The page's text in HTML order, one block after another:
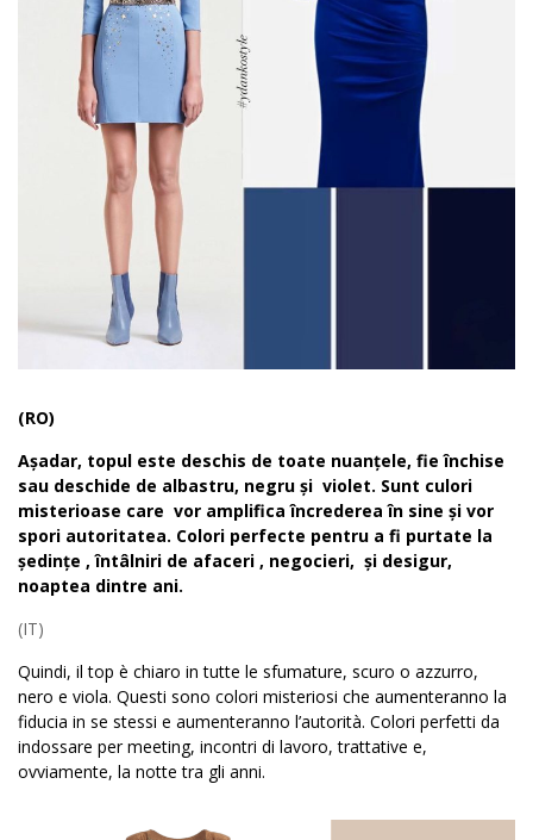
(RO)
Așadar, topul este deschis de toate nuanțele, fie închise
sau deschide de albastru, negru și violet. Sunt culori
misterioase care vor amplifica încrederea în sine și vor
spori autoritatea. Colori perfecte pentru a fi purtate la
ședințe , întâlniri de afaceri , negocieri, și desigur,
noaptea dintre ani.
(IT)
Quindi, il top è chiaro in tutte le sfumature, scuro o azzurro,
nero e viola. Questi sono colori misteriosi che aumenteranno la
fiducia in se stessi e aumenteranno l’autorità. Colori perfetti da
indossare per meeting, incontri di lavoro, trattative e,
ovviamente, la notte tra gli anni.